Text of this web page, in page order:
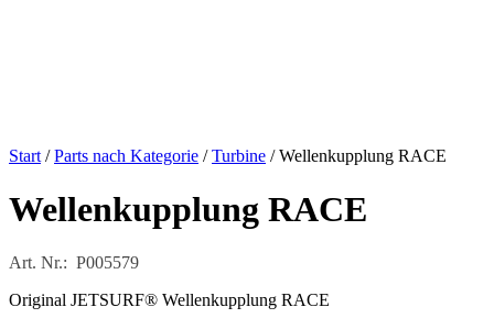
Start /Parts nach Kategorie /Turbine / Wellenkupplung RACE
Wellenkupplung RACE
Art. Nr.: P005579
Original JETSURF® Wellenkupplung RACE